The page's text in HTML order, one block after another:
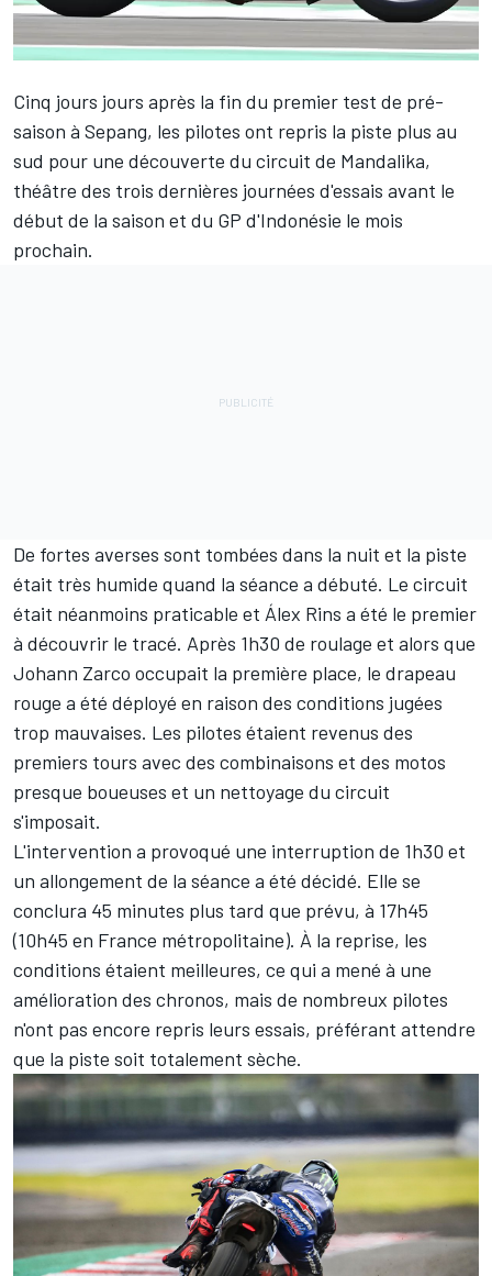
Cinq jours jours après la fin du premier test de pré-
saison à Sepang, les pilotes ont repris la piste plus au
sud pour une découverte du circuit de Mandalika,
théâtre des trois dernières journées d'essais avant le
début de la saison et du GP d'Indonésie le mois
prochain.
De fortes averses sont tombées dans la nuit et la piste
était très humide quand la séance a débuté. Le circuit
était néanmoins praticable et Álex Rins a été le premier
à découvrir le tracé. Après 1h30 de roulage et alors que
Johann Zarco occupait la première place, le drapeau
rouge a été déployé en raison des conditions jugées
trop mauvaises. Les pilotes étaient revenus des
premiers tours avec des combinaisons et des motos
presque boueuses et un nettoyage du circuit
s'imposait.
L'intervention a provoqué une interruption de 1h30 et
un allongement de la séance a été décidé. Elle se
conclura 45 minutes plus tard que prévu, à 17h45
(10h45 en France métropolitaine). À la reprise, les
conditions étaient meilleures, ce qui a mené à une
amélioration des chronos, mais de nombreux pilotes
n'ont pas encore repris leurs essais, préférant attendre
que la piste soit totalement sèche.